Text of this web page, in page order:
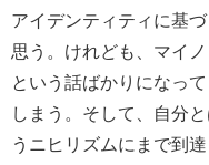
アイデンティティに基
思う。けれども、マイ
という話ばかりになっ
しまう。そして、自分
うニヒリズムにまで到